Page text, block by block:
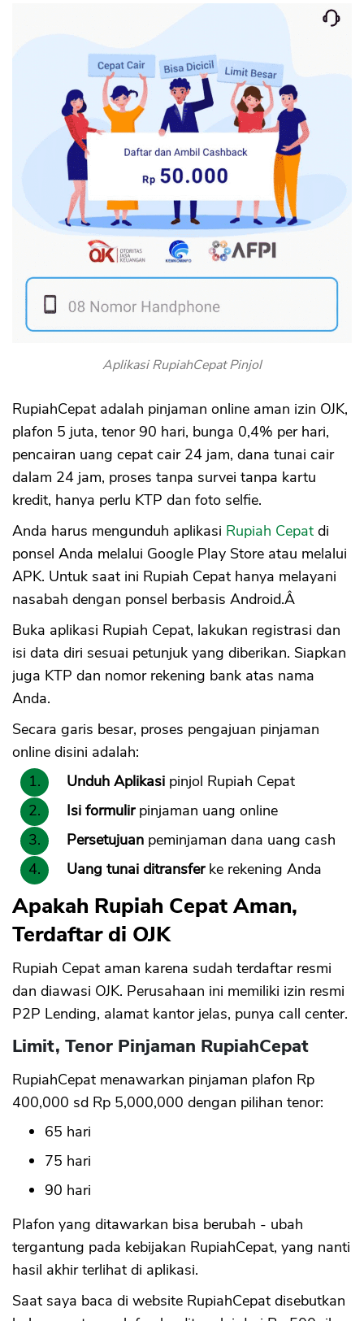
Aplikasi RupiahCepat Pinjol
RupiahCepat adalah pinjaman online aman izin OJK,
plafon 5 juta, tenor 90 hari, bunga 0,4% per hari,
pencairan uang cepat cair 24 jam, dana tunai cair
dalam 24 jam, proses tanpa survei tanpa kartu
kredit, hanya perlu KTP dan foto selfie.
Anda harus mengunduh aplikasi Rupiah Cepat di
ponsel Anda melalui Google Play Store atau melalui
APK. Untuk saat ini Rupiah Cepat hanya melayani
nasabah dengan ponsel berbasis Android.Â
Buka aplikasi Rupiah Cepat, lakukan registrasi dan
isi data diri sesuai petunjuk yang diberikan. Siapkan
juga KTP dan nomor rekening bank atas nama
Anda.
Secara garis besar, proses pengajuan pinjaman
online disini adalah:
Unduh Aplikasi pinjol Rupiah Cepat
Isi formulirpinjaman uang online
Persetujuan peminjaman dana uang cash
Uang tunai ditransferke rekening Anda
Apakah Rupiah Cepat Aman,
Terdaftar di OJK
Rupiah Cepat aman karena sudah terdaftar resmi
dan diawasi OJK. Perusahaan ini memiliki izin resmi
P2P Lending, alamat kantor jelas, punya call center.
Limit, Tenor Pinjaman RupiahCepat
RupiahCepat menawarkan pinjaman plafon Rp
400,000 sd Rp 5,000,000 dengan pilihan tenor:
65 hari
75 hari
90 hari
Plafon yang ditawarkan bisa berubah - ubah
tergantung pada kebijakan RupiahCepat, yang nanti
hasil akhir terlihat di aplikasi.
Saat saya baca di website RupiahCepat disebutkan